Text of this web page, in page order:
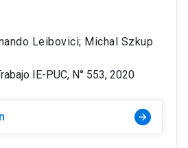
Leibovici; Michal Szkup
IE-PUC, N° 553, 2020
arrow_forward